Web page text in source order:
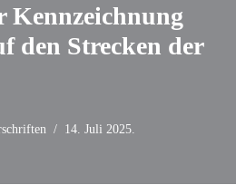
Kennzeichnung
den Strecken der
14. Juli 2025.